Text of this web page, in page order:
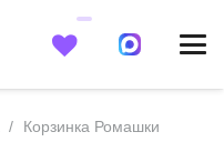
/ Корзинка Ромашки